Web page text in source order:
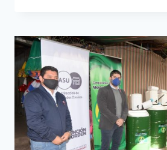
EVITAR
SINIESTROS
EL
MERCADO
4
ENCUENTRA
EN